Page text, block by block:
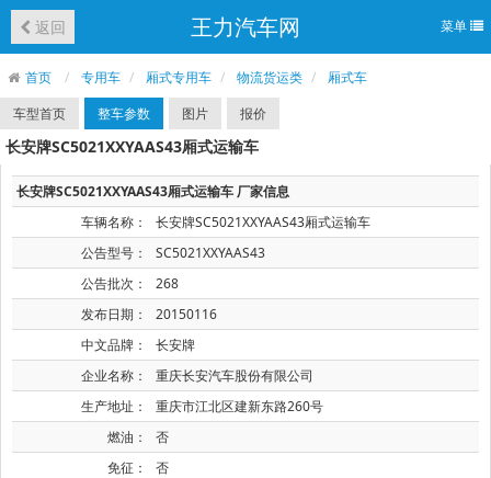
返回 王力汽车网 菜单
首页 专用车 厢式专用车 物流货运类
厢式车
车型首页
整车参数 图片 报价
长安牌SC5021XXYAAS43厢式运输车
长安牌SC5021XXYAAS43厢式运输车 厂家信息
车辆名称：
长安牌SC5021XXYAAS43厢式运输车
公告型号：
SC5021XXYAAS43
公告批次：
268
发布日期：
20150116
中文品牌：
长安牌
企业名称：
重庆长安汽车股份有限公司
生产地址：
重庆市江北区建新东路260号
燃油：
否
免征：
否